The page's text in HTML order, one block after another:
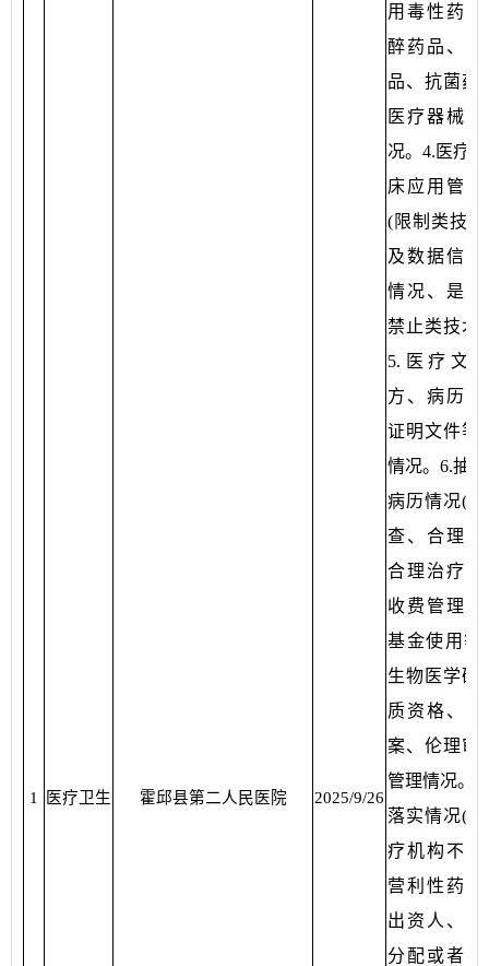
1 医疗卫生 霍邱县第二人民医院 2025/9/26
用毒性药品
醉药品、精
品、抗菌药
医疗器械管
况。4.医疗
床应用管理
(限制类技
及数据信息
情况、是否
禁止类技术
5.医疗文
方、病历、
证明文件等
情况。6.抽
病历情况(
查、合理用
合理治疗、
收费管理、
基金使用等
生物医学研
质资格、登
案、伦理审
管理情况。
落实情况(
疗机构不得
营利性药店
出资人、举
分配或者变